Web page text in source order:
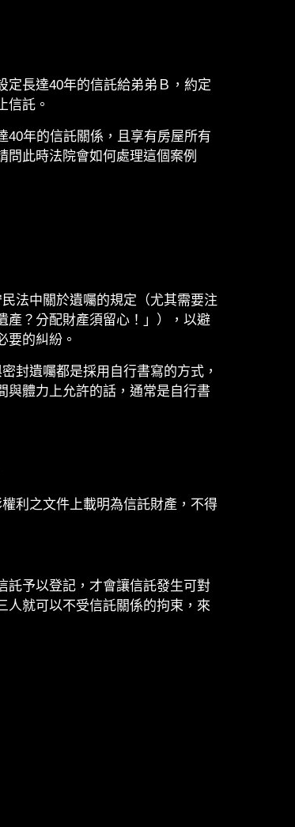
定長達40年的信託給弟弟Ｂ，約定
信託。
40年的信託關係，且享有房屋所有
此時法院會如何處理這個案例
法中關於遺囑的規定（尤其需要注
產？分配財產須留心！」），以避
要的糾紛。
封遺囑都是採用自行書寫的方式，
與體力上允許的話，通常是自行書
利之文件上載明為信託財產，不得
託予以登記，才會讓信託發生可對
人就可以不受信託關係的拘束，來